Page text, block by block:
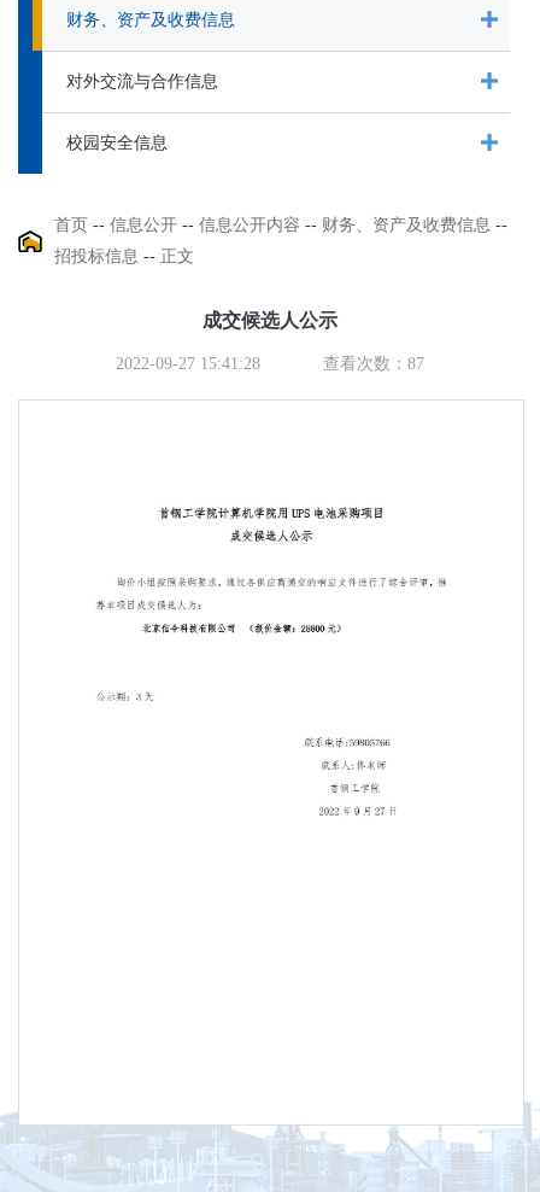
财务、资产及收费信息
对外交流与合作信息
校园安全信息
首页 -- 信息公开 -- 信息公开内容 -- 财务、资产及收费信息 --
招投标信息 -- 正文
成交候选人公示
2022-09-27 15:41:28 查看次数： 87
第 1 页